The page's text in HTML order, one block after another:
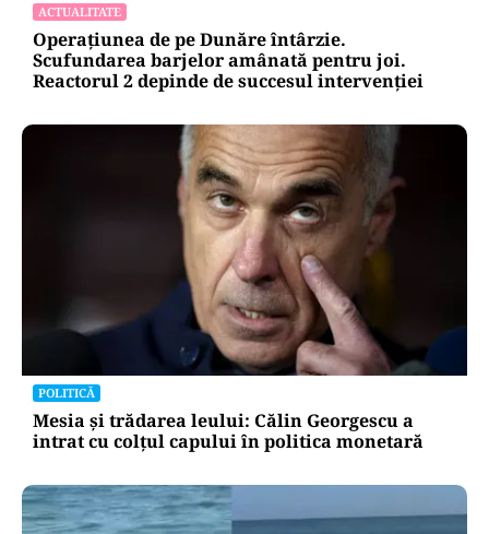
ACTUALITATE
Operațiunea de pe Dunăre întârzie.
Scufundarea barjelor amânată pentru joi.
Reactorul 2 depinde de succesul intervenției
POLITICĂ
Mesia și trădarea leului: Călin Georgescu a
intrat cu colțul capului în politica monetară